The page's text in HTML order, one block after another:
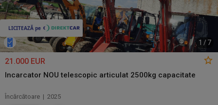
1 / 7
21.000 EUR
Incarcator NOU telescopic articulat 2500kg capacitate
Încărcătoare | 2025